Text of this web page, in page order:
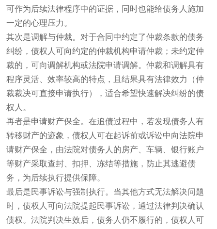
可作为后续法律程序中的证据，同时也能给债务人施加
一定的心理压力。
其次是调解与仲裁。对于合同中约定了仲裁条款的债务
纠纷，债权人可向约定的仲裁机构申请仲裁；未约定仲
裁的，可向调解机构或法院申请调解。仲裁和调解具有
程序灵活、效率较高的特点，且结果具有法律效力（仲
裁裁决可直接申请执行），适合希望快速解决纠纷的债
权人。
再者是申请财产保全。在追债过程中，若发现债务人有
转移财产的迹象，债权人可在起诉前或诉讼中向法院申
请财产保全，由法院对债务人的房产、车辆、银行账户
等财产采取查封、扣押、冻结等措施，防止其逃避债
务，为后续执行提供保障。
最后是民事诉讼与强制执行。当其他方式无法解决问题
时，债权人可向法院提起民事诉讼，通过法律判决确认
债权。法院判决生效后，债务人仍不履行的，债权人可